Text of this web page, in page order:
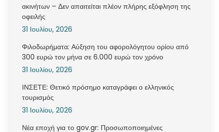
ακινήτων – Δεν απαιτείται πλέον πλήρης εξόφληση της
οφειλής
31 Ιουλίου, 2026
Φιλοδωρήματα: Αύξηση του αφορολόγητου ορίου από
300 ευρώ τον μήνα σε 6.000 ευρώ τον χρόνο
31 Ιουλίου, 2026
ΙΝΣΕΤΕ: Θετικό πρόσημο καταγράφει ο ελληνικός
τουρισμός
31 Ιουλίου, 2026
Νέα εποχή για το gov.gr: Προσωποποιημένες